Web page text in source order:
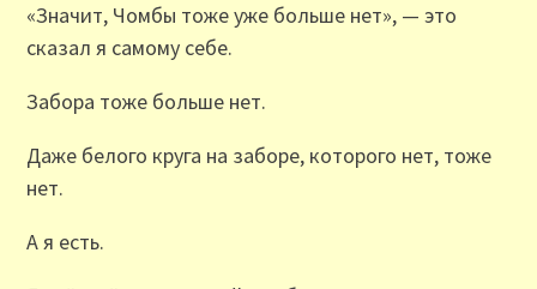
«Значит, Чомбы тоже уже больше нет», — это
сказал я самому себе.
Забора тоже больше нет.
Даже белого круга на заборе, которого нет, тоже
нет.
А я есть.